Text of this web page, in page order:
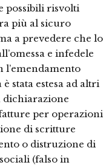
possibili risvolti
più al sicuro
a prevedere che lo
e infedele
l’emendamento
stata estesa ad altri
dichiarazione
per operazioni
di scritture
o distruzione di
(falso in